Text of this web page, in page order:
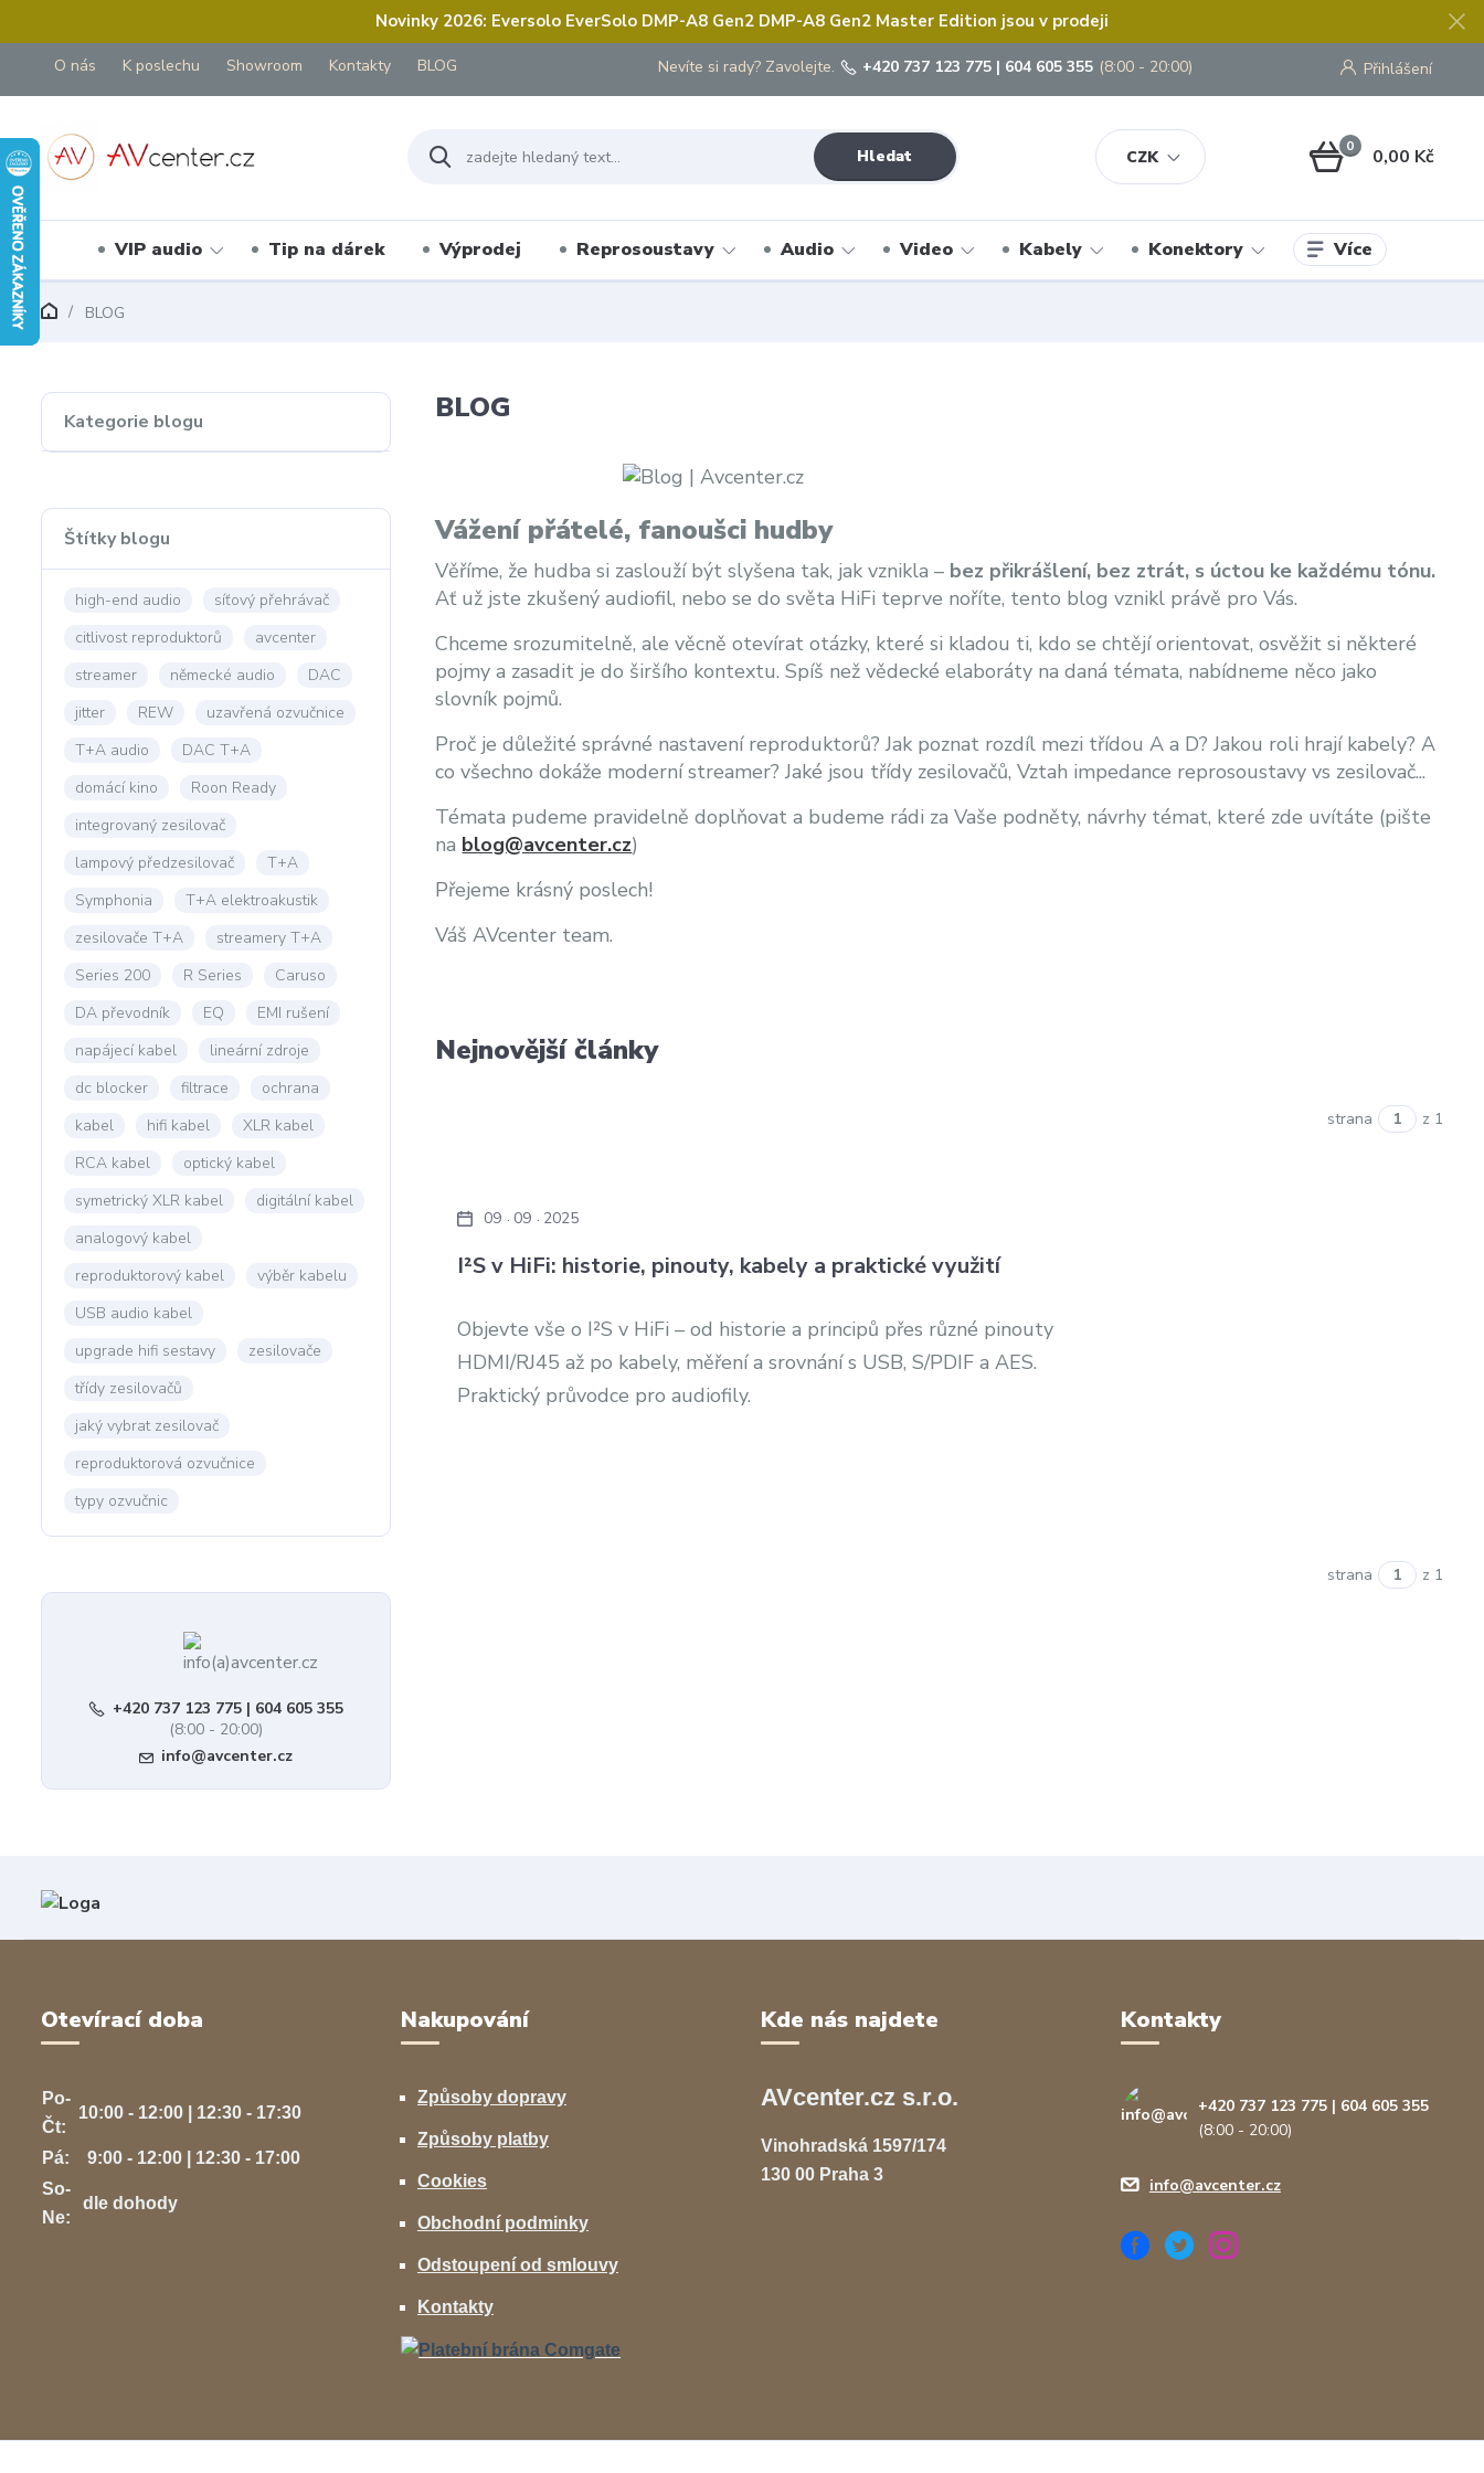
Novinky 2026: Eversolo EverSolo DMP-A8 Gen2 DMP-A8 Gen2 Master Edition jsou v prodeji
O nás K poslechu Showroom Kontakty BLOG
CZK
Přihlášení
Hledat
Nevíte si rady? Zavolejte. +420 737 123 775 | 604 605 355 (8:00 - 20:00)
0 0,00 Kč
VIP audio Tip na dárek Výprodej Reprosoustavy Audio Video Kabely Konektory Více
BLOG
Kategorie blogu
Štítky blogu
high-end audio
síťový přehrávač
citlivost reproduktorů
avcenter
streamer
německé audio
DAC
jitter
REW
uzavřená ozvučnice
T+A audio
DAC T+A
domácí kino
Roon Ready
integrovaný zesilovač
lampový předzesilovač
T+A
Symphonia
T+A elektroakustik
zesilovače T+A
streamery T+A
Series 200
R Series
Caruso
DA převodník
EQ
EMI rušení
napájecí kabel
lineární zdroje
dc blocker
filtrace
ochrana
kabel
hifi kabel
XLR kabel
RCA kabel
optický kabel
symetrický XLR kabel
digitální kabel
analogový kabel
reproduktorový kabel
výběr kabelu
USB audio kabel
upgrade hifi sestavy
zesilovače
třídy zesilovačů
jaký vybrat zesilovač
reproduktorová ozvučnice
typy ozvučnic
+420 737 123 775 | 604 605 355
(8:00 - 20:00)
info@avcenter.cz
BLOG
Vážení přátelé, fanoušci hudby
Věříme, že hudba si zaslouží být slyšena tak, jak vznikla – bez přikrášlení, bez ztrát, s úctou ke každému tónu.
Ať už jste zkušený audiofil, nebo se do světa HiFi teprve noříte, tento blog vznikl právě pro Vás.
Chceme srozumitelně, ale věcně otevírat otázky, které si kladou ti, kdo se chtějí orientovat, osvěžit si některé
pojmy a zasadit je do širšího kontextu. Spíš než vědecké elaboráty na daná témata, nabídneme něco jako
slovník pojmů.
Proč je důležité správné nastavení reproduktorů? Jak poznat rozdíl mezi třídou A a D? Jakou roli hrají kabely? A
co všechno dokáže moderní streamer? Jaké jsou třídy zesilovačů, Vztah impedance reprosoustavy vs zesilovač...
Témata pudeme pravidelně doplňovat a budeme rádi za Vaše podněty, návrhy témat, které zde uvítáte (pište
na blog@avcenter.cz)
Přejeme krásný poslech!
Váš AVcenter team.
Nejnovější články
strana z 1
I²S v HiFi: historie, pinouty, kabely a praktické využití
09 09 2025
Objevte vše o I²S v HiFi – od historie a principů přes různé pinouty
HDMI/RJ45 až po kabely, měření a srovnání s USB, S/PDIF a AES.
Praktický průvodce pro audiofily.
strana z 1
Otevírací doba
Po-
Čt:
10:00 - 12:00 | 12:30 - 17:30
Pá:
9:00 - 12:00 | 12:30 - 17:00
So-
Ne:
dle dohody
Nakupování
Způsoby dopravy
Způsoby platby
Cookies
Obchodní podminky
Odstoupení od smlouvy
Kontakty
Kde nás najdete
AVcenter.cz s.r.o.
Vinohradská 1597/174
130 00 Praha 3
Kontakty
+420 737 123 775 | 604 605 355
(8:00 - 20:00)
info@avcenter.cz